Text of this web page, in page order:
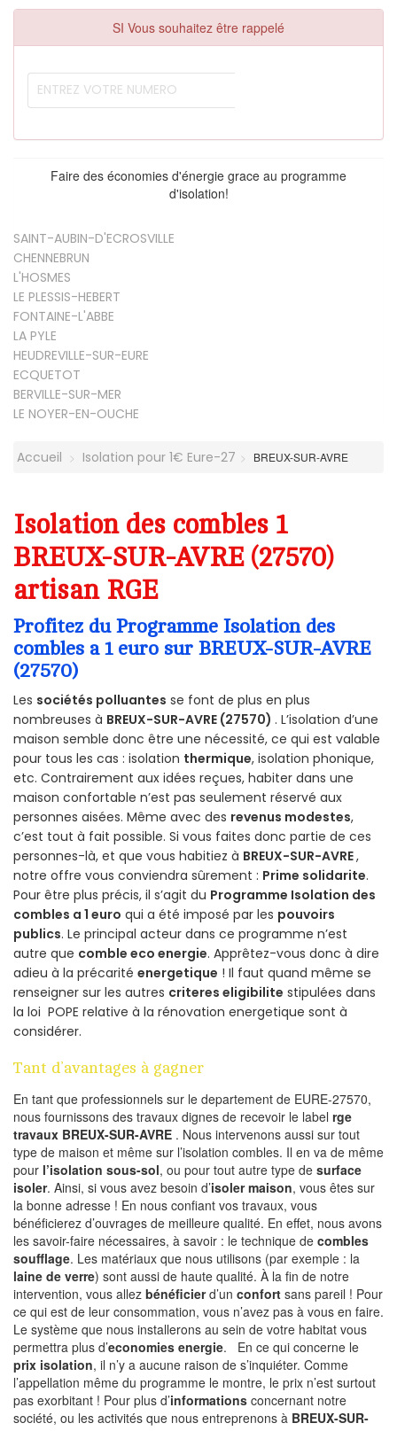
SI Vous souhaitez être rappelé
Faire des économies d'énergie grace au programme
d'isolation!
SAINT-AUBIN-D'ECROSVILLE
CHENNEBRUN
L'HOSMES
LE PLESSIS-HEBERT
FONTAINE-L'ABBE
LA PYLE
HEUDREVILLE-SUR-EURE
ECQUETOT
BERVILLE-SUR-MER
LE NOYER-EN-OUCHE
Accueil Isolation pour 1€ Eure-27 BREUX-SUR-AVRE
Isolation des combles 1
BREUX-SUR-AVRE (27570)
artisan RGE
Profitez du Programme Isolation des
combles a 1 euro sur BREUX-SUR-AVRE
(27570)
Les sociétés polluantes se font de plus en plus
nombreuses à BREUX-SUR-AVRE (27570) . L’isolation d’une
maison semble donc être une nécessité, ce qui est valable
pour tous les cas : isolation thermique, isolation phonique,
etc. Contrairement aux idées reçues, habiter dans une
maison confortable n’est pas seulement réservé aux
personnes aisées. Même avec des revenus modestes,
c’est tout à fait possible. Si vous faites donc partie de ces
personnes-là, et que vous habitiez à BREUX-SUR-AVRE,
notre offre vous conviendra sûrement : Prime solidarite.
Pour être plus précis, il s’agit du Programme Isolation des
combles a 1 euro qui a été imposé par les pouvoirs
publics. Le principal acteur dans ce programme n’est
autre que comble eco energie. Apprêtez-vous donc à dire
adieu à la précarité energetique ! Il faut quand même se
renseigner sur les autres criteres eligibilite stipulées dans
la loi POPE relative à la rénovation energetique sont à
considérer.
Tant d’avantages à gagner
En tant que professionnels sur le departement de EURE-27570,
nous fournissons des travaux dignes de recevoir le label rge
travaux BREUX-SUR-AVRE . Nous intervenons aussi sur tout
type de maison et même sur l’isolation combles. Il en va de même
pour l’isolation sous-sol, ou pour tout autre type de surface
isoler. Ainsi, si vous avez besoin d’isoler maison, vous êtes sur
la bonne adresse ! En nous confiant vos travaux, vous
bénéficierez d’ouvrages de meilleure qualité. En effet, nous avons
les savoir-faire nécessaires, à savoir : le technique de combles
soufflage. Les matériaux que nous utilisons (par exemple : la
laine de verre) sont aussi de haute qualité. À la fin de notre
intervention, vous allez bénéficierd’un confort sans pareil ! Pour
ce qui est de leur consommation, vous n’avez pas à vous en faire.
Le système que nous installerons au sein de votre habitat vous
permettra plus d’economies energie. En ce qui concerne le
prix isolation, il n’y a aucune raison de s’inquiéter. Comme
l’appellation même du programme le montre, le prix n’est surtout
pas exorbitant ! Pour plus d’informations concernant notre
société, ou les activités que nous entreprenons à BREUX-SUR-